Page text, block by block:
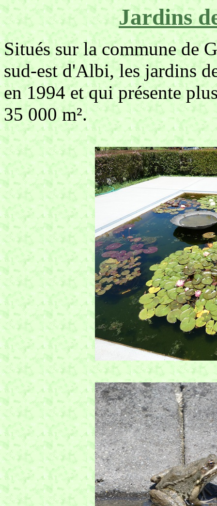
Jardins
Situés sur la commune de
sud-est d'Albi, les jardins
en 1994 et qui présente
35 000 m².